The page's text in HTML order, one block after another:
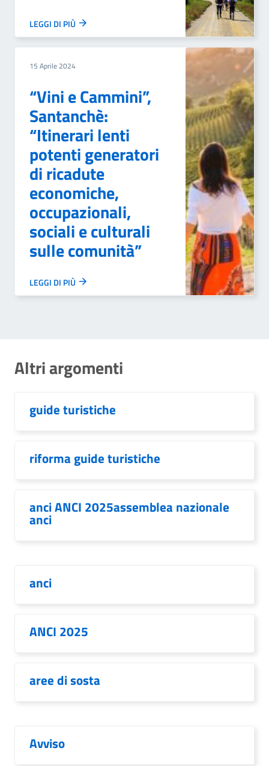
LEGGI DI PIÙ
15 Aprile 2024
“Vini e Cammini”,
Santanchè:
“Itinerari lenti
potenti generatori
di ricadute
economiche,
occupazionali,
sociali e culturali
sulle comunità”
LEGGI DI PIÙ
Altri argomenti
guide turistiche
riforma guide turistiche
anci ANCI 2025assemblea nazionale
anci
anci
ANCI 2025
aree di sosta
Avviso